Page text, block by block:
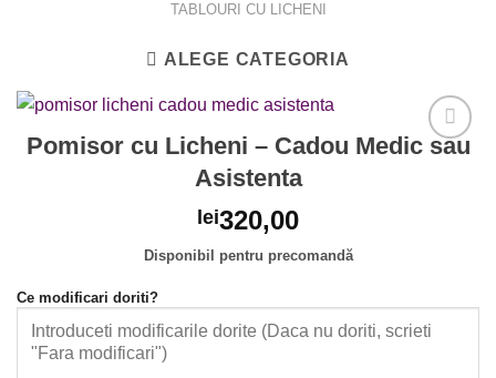
TABLOURI CU LICHENI
ALEGE CATEGORIA
Pomisor cu Licheni – Cadou Medic sau
Asistenta
lei320,00
Disponibil pentru precomandă
Ce modificari doriti?